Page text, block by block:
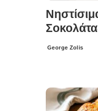
Posted
George Zolis